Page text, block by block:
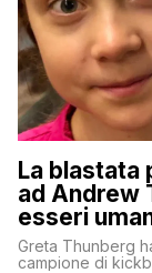
La blastata
ad Andrew
esseri
Greta Thunberg
campione di